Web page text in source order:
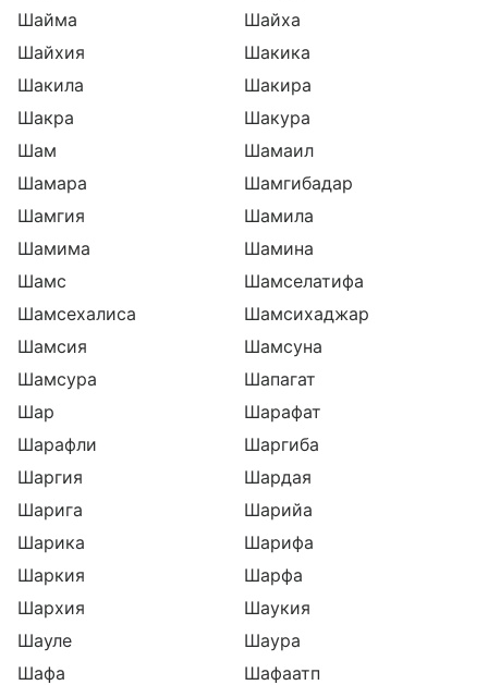
Шайма
Шайха
Шайхия
Шакика
Шакила
Шакира
Шакра
Шакура
Шам
Шамаил
Шамара
Шамгибадар
Шамгия
Шамила
Шамима
Шамина
Шамс
Шамселатифа
Шамсехалиса
Шамсихаджар
Шамсия
Шамсуна
Шамсура
Шапагат
Шар
Шарафат
Шарафли
Шаргиба
Шаргия
Шардая
Шарига
Шарийа
Шарика
Шарифа
Шаркия
Шарфа
Шархия
Шаукия
Шауле
Шаура
Шафа
Шафаатп